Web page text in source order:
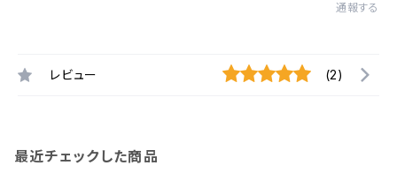
通報する
レビュー (2)
最近チェックした商品